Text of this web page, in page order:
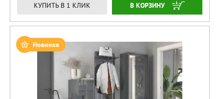
КУПИТЬ В 1 КЛИК ЗАКАЗАТЬ
Новинка